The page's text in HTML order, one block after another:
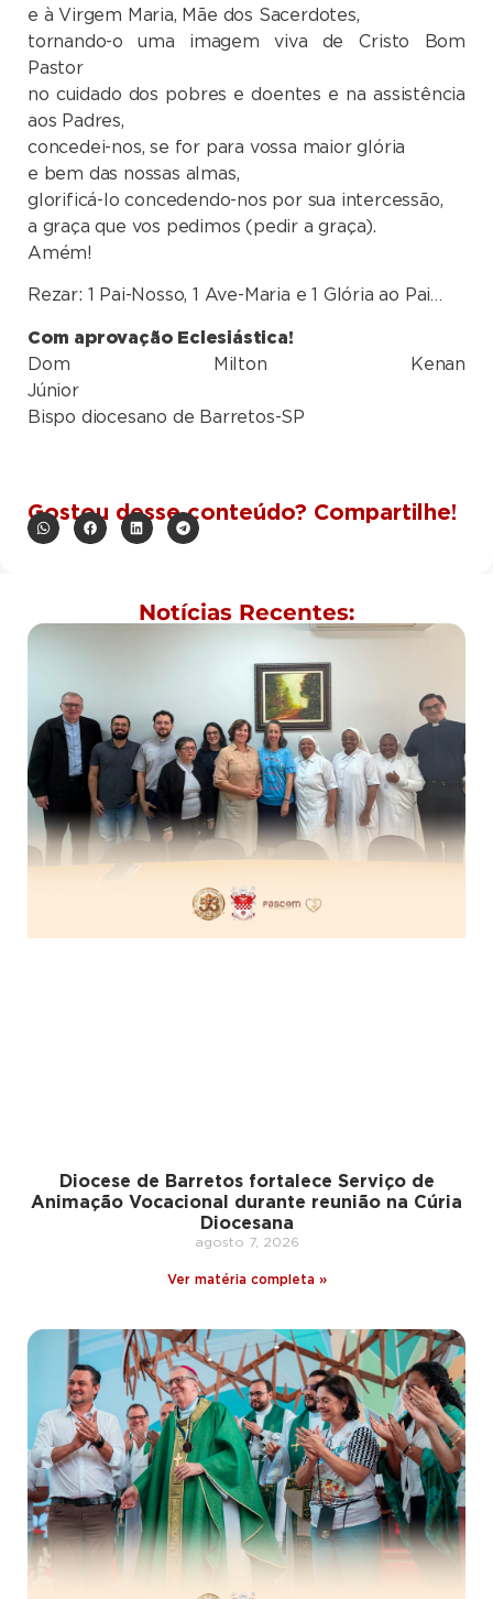
e à Virgem Maria, Mãe dos Sacerdotes,
tornando-o uma imagem viva de Cristo Bom
Pastor
no cuidado dos pobres e doentes e na assistência
aos Padres,
concedei-nos, se for para vossa maior glória
e bem das nossas almas,
glorificá-lo concedendo-nos por sua intercessão,
a graça que vos pedimos (pedir a graça).
Amém!
Rezar: 1 Pai-Nosso, 1 Ave-Maria e 1 Glória ao Pai…
Com aprovação Eclesiástica!
Dom Milton Kenan
Bispo diocesano de Barretos-SP
Gostou desse conteúdo? Compartilhe!
Notícias Recentes:
Diocese de Barretos fortalece Serviço de
Animação Vocacional durante reunião na Cúria
Diocesana
agosto 7, 2026
Ver matéria completa »